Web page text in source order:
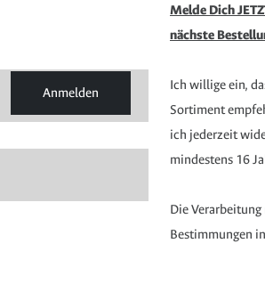
Anmelden
Melde Dich
nächste
Ich willige ein,
Sortiment
ich jederzeit
mindestens 16
Die
Bestimmungen